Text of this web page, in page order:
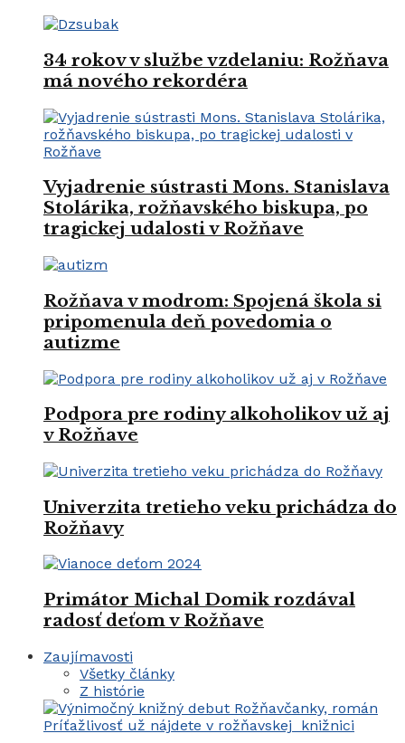
34 rokov v službe vzdelaniu: Rožňava
má nového rekordéra
Vyjadrenie sústrasti Mons. Stanislava
Stolárika, rožňavského biskupa, po
tragickej udalosti v Rožňave
Rožňava v modrom: Spojená škola si
pripomenula deň povedomia o
autizme
Podpora pre rodiny alkoholikov už aj
v Rožňave
Univerzita tretieho veku prichádza do
Rožňavy
Primátor Michal Domik rozdával
radosť deťom v Rožňave
Zaujímavosti
Všetky články
Z histórie